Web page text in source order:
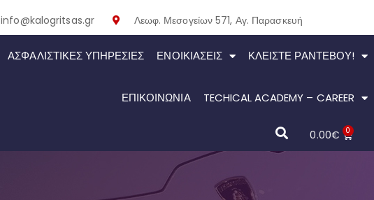
info@kalogritsas.gr Λεωφ. Μεσογείων 571, Αγ. Παρασκευή
ΑΣΦΑΛΙΣΤΙΚΕΣ ΥΠΗΡΕΣΙΕΣ ΕΝΟΙΚΙΆΣΕΙΣ ΚΛΕΊΣΤΕ ΡΑΝΤΕΒΟΎ!
ΕΠΙΚΟΙΝΩΝΙΑ TECHICAL ACADEMY – CAREER
0.00€ 0